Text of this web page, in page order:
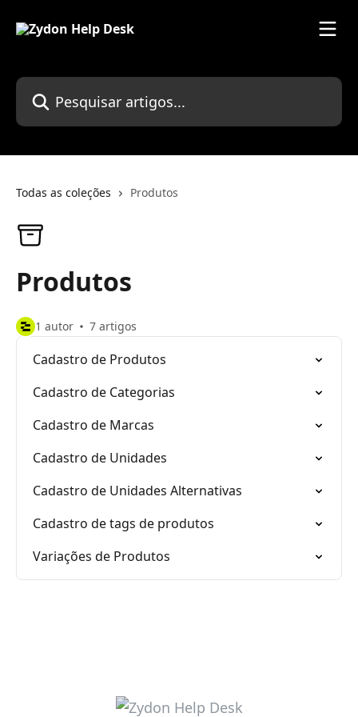
Pesquisar artigos...
Todas as coleções Produtos
Produtos
1 autor 7 artigos
Cadastro de Produtos
Cadastro de Categorias
Cadastro de Marcas
Cadastro de Unidades
Cadastro de Unidades Alternativas
Cadastro de tags de produtos
Variações de Produtos